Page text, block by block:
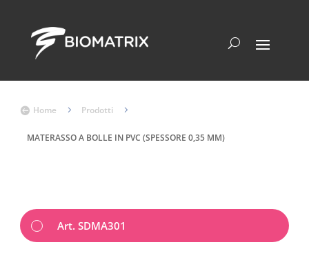
 Home 5 Prodotti 5
MATERASSO A BOLLE IN PVC (SPESSORE 0,35 MM)
Art. SDMA301